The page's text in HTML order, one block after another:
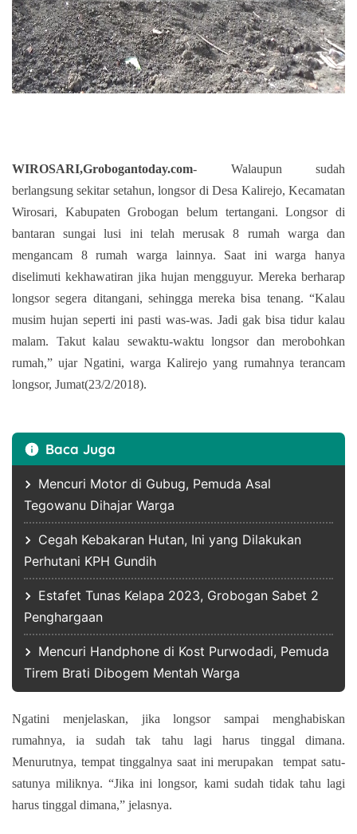
WIROSARI,Grobogantoday.com- Walaupun sudah
berlangsung sekitar setahun, longsor di Desa Kalirejo, Kecamatan
Wirosari, Kabupaten Grobogan belum tertangani. Longsor di
bantaran sungai lusi ini telah merusak 8 rumah warga dan
mengancam 8 rumah warga lainnya. Saat ini warga hanya
diselimuti kekhawatiran jika hujan mengguyur. Mereka berharap
longsor segera ditangani, sehingga mereka bisa tenang. “Kalau
musim hujan seperti ini pasti was-was. Jadi gak bisa tidur kalau
malam. Takut kalau sewaktu-waktu longsor dan merobohkan
rumah,” ujar Ngatini, warga Kalirejo yang rumahnya terancam
longsor, Jumat(23/2/2018).
Baca Juga
Mencuri Motor di Gubug, Pemuda Asal
Tegowanu Dihajar Warga
Cegah Kebakaran Hutan, Ini yang Dilakukan
Perhutani KPH Gundih
Estafet Tunas Kelapa 2023, Grobogan Sabet 2
Penghargaan
Mencuri Handphone di Kost Purwodadi, Pemuda
Tirem Brati Dibogem Mentah Warga
Ngatini menjelaskan, jika longsor sampai menghabiskan
rumahnya, ia sudah tak tahu lagi harus tinggal dimana.
Menurutnya, tempat tinggalnya saat ini merupakan
tempat satu-
satunya miliknya. “Jika ini longsor, kami sudah tidak tahu lagi
harus tinggal dimana,” jelasnya.